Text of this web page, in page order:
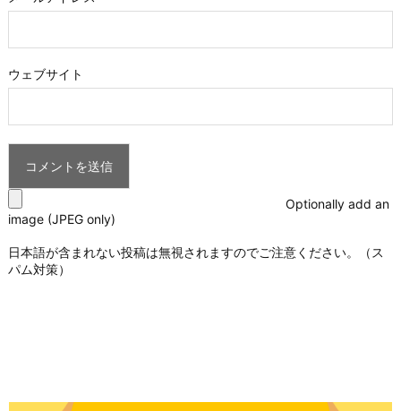
ウェブサイト
Optionally add an
image (JPEG only)
日本語が含まれない投稿は無視されますのでご注意ください。（ス
パム対策）